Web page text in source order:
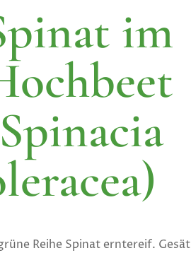
im
Reihe Spinat erntereif. Gesät